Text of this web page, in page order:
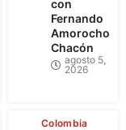
con
Fernando
Amorocho
Chacón
agosto 5,
2026
Colombia